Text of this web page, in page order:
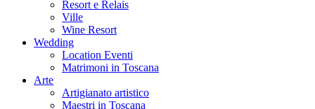
Resort e Relais
Ville
Wine Resort
Wedding
Location Eventi
Matrimoni in Toscana
Arte
Artigianato artistico
Maestri in Toscana